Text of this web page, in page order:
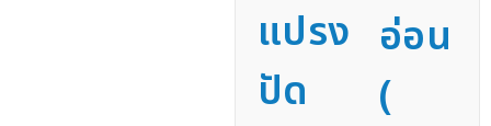
แปรง
ปัด
อ่อน
(